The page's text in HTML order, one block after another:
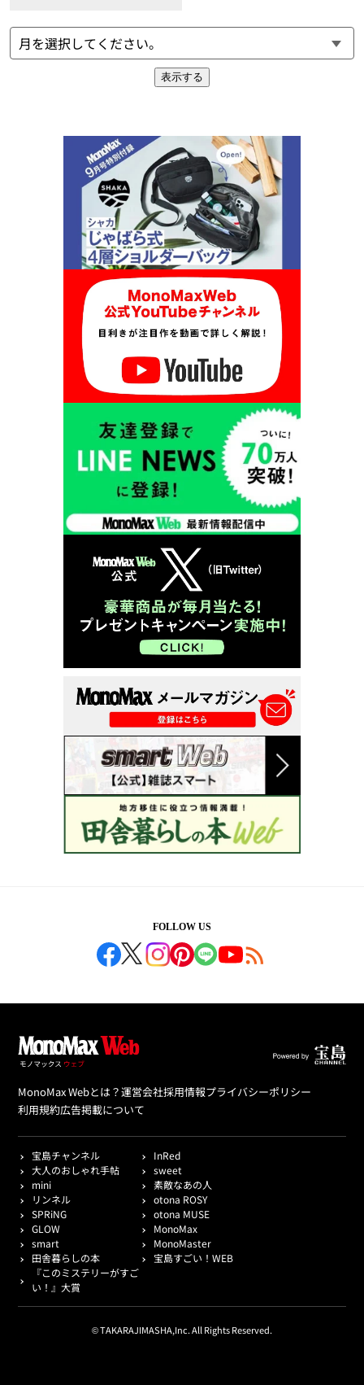
表示する
FOLLOW US
MonoMax Webとは？運営会社採用情報プライバシーポリシー
利用規約広告掲載について
宝島チャンネル
InRed
大人のおしゃれ手帖
sweet
mini
素敵なあの人
リンネル
otona ROSY
SPRiNG
otona MUSE
GLOW
MonoMax
smart
MonoMaster
田舎暮らしの本
宝島すごい！WEB
『このミステリーがすご
い！』大賞
© TAKARAJIMASHA,Inc. All Rights Reserved.